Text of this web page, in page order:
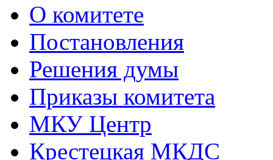
О комитете
Постановления
Решения думы
Приказы комитета
МКУ Центр
Крестецкая МКДС